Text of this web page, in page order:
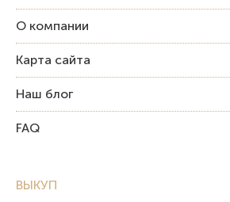
О компании
Карта сайта
Наш блог
FAQ
ВЫКУП